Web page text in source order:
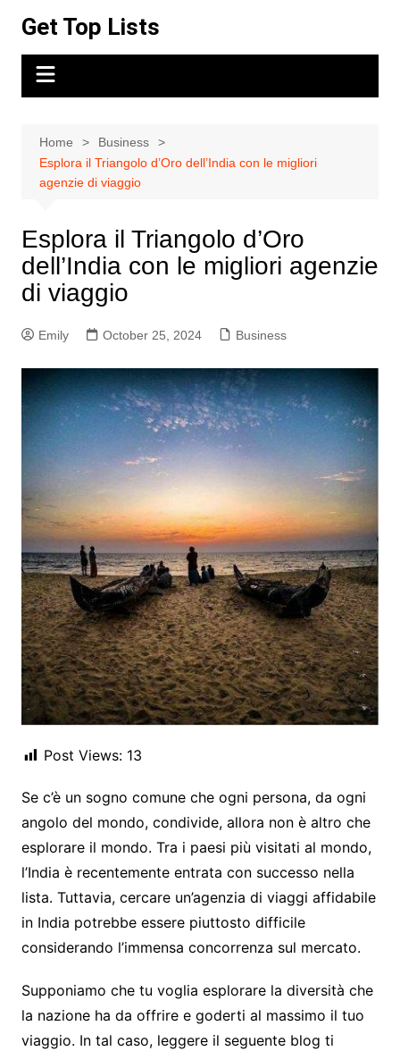
content
Get Top Lists
Home
Business
Esplora il Triangolo d’Oro dell’India con le migliori
agenzie di viaggio
Esplora il Triangolo d’Oro
dell’India con le migliori agenzie
di viaggio
Emily October 25, 2024 Business
Post Views: 13
Se c’è un sogno comune che ogni persona, da ogni
angolo del mondo, condivide, allora non è altro che
esplorare il mondo. Tra i paesi più visitati al mondo,
l’India è recentemente entrata con successo nella
lista. Tuttavia, cercare un’agenzia di viaggi affidabile
in India potrebbe essere piuttosto difficile
considerando l’immensa concorrenza sul mercato.
Supponiamo che tu voglia esplorare la diversità che
la nazione ha da offrire e goderti al massimo il tuo
viaggio. In tal caso, leggere il seguente blog ti